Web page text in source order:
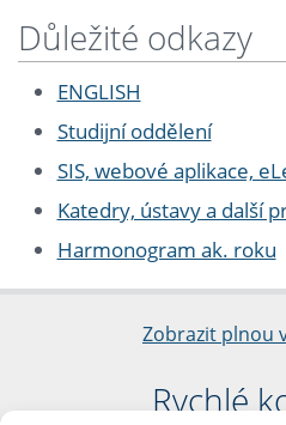
Důležité odkazy
ENGLISH
Studijní oddělení
SIS, webové aplikace,
Katedry, ústavy a další
Harmonogram ak. roku
Zobrazit plnou
Rychlé